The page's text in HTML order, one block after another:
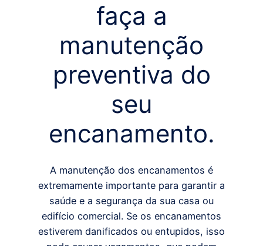
faça a
manutenção
preventiva do
seu
encanamento.
A manutenção dos encanamentos é
extremamente importante para garantir a
saúde e a segurança da sua casa ou
edifício comercial. Se os encanamentos
estiverem danificados ou entupidos, isso